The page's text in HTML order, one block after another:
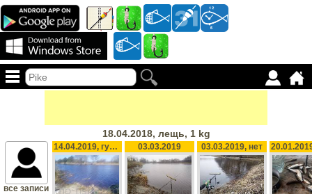
18.04.2018, лещь, 1 kg
все записи
14.04.2019, густера подлещик, 2 kg 03.03.2019 03.03.2019, нет